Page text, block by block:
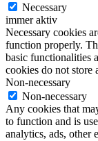
Necessary
immer aktiv
Necessary cookies
function properly.
basic functionalities
cookies do not store
Non-necessary
Non-necessary
Any cookies that
to function and is
analytics, ads, other